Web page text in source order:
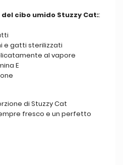
cibo umido Stuzzy Cat::
e gatti sterilizzati
al vapore
E
di Stuzzy Cat
fresco e un perfetto